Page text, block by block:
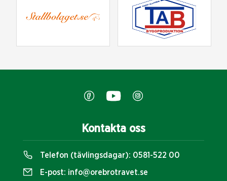
Kontakta oss
Telefon (tävlingsdagar): 0581-522 00
E-post: info@orebrotravet.se